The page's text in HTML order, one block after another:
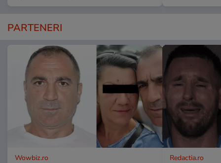
PARTENERI
Wowbiz.ro Redactia.ro